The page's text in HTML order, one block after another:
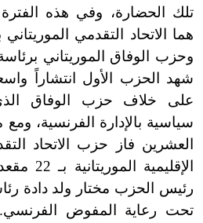
تلك الحضارة، وفي هذه
هما الاتحاد التقدمي
وحزب الوفاق الموريتاني
شهد الحزب الأول انتشاراً
على خلاف حزب الوفاق
سياسية بالإدارة الفرنسية،
العشرين فاز حزب الاتحاد
رئيس الحزب مختار ولد دادة
تحت رعاية المفوض الفرنسي.